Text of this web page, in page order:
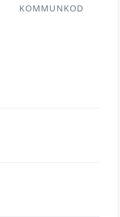
KOMMUNKOD